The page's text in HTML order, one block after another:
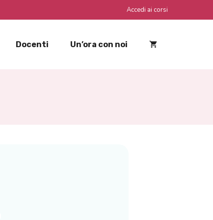
Accedi ai corsi
Docenti Un’ora con noi